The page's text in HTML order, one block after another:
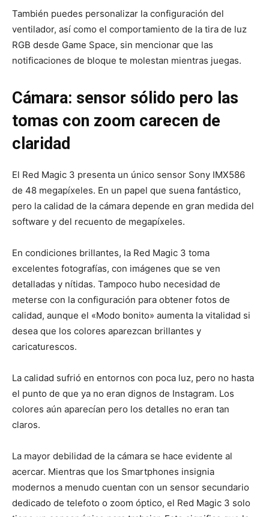
También puedes personalizar la configuración del
ventilador, así como el comportamiento de la tira de luz
RGB desde Game Space, sin mencionar que las
notificaciones de bloque te molestan mientras juegas.
Cámara: sensor sólido pero las
tomas con zoom carecen de
claridad
El Red Magic 3 presenta un único sensor Sony IMX586
de 48 megapíxeles. En un papel que suena fantástico,
pero la calidad de la cámara depende en gran medida del
software y del recuento de megapíxeles.
En condiciones brillantes, la Red Magic 3 toma
excelentes fotografías, con imágenes que se ven
detalladas y nítidas. Tampoco hubo necesidad de
meterse con la configuración para obtener fotos de
calidad, aunque el «Modo bonito» aumenta la vitalidad si
desea que los colores aparezcan brillantes y
caricaturescos.
La calidad sufrió en entornos con poca luz, pero no hasta
el punto de que ya no eran dignos de Instagram. Los
colores aún aparecían pero los detalles no eran tan
claros.
La mayor debilidad de la cámara se hace evidente al
acercar. Mientras que los Smartphones insignia
modernos a menudo cuentan con un sensor secundario
dedicado de telefoto o zoom óptico, el Red Magic 3 solo